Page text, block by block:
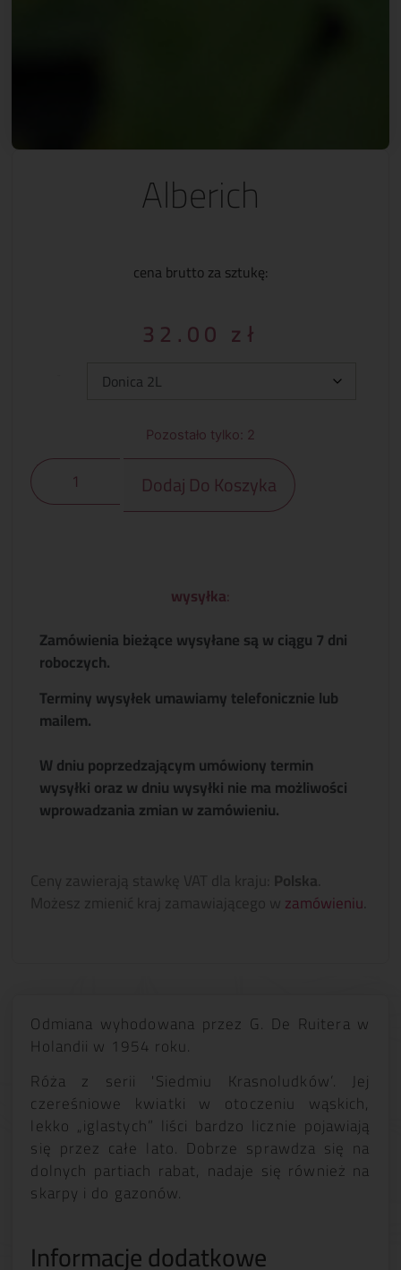
Alberich
cena brutto za sztukę:
32.00 zł
Pozostało tylko: 2
Dodaj Do Koszyka
wysyłka:
Zamówienia bieżące wysyłane są w ciągu 7 dni
roboczych.
Terminy wysyłek umawiamy telefonicznie lub
mailem.
W dniu poprzedzającym umówiony termin
wysyłki oraz w dniu wysyłki nie ma możliwości
wprowadzania zmian w zamówieniu.
Ceny zawierają stawkę VAT dla kraju: Polska
Możesz zmienić kraj zamawiającego wzamówieniu
Odmiana wyhodowana przez G. De Ruitera w
Holandii w 1954 roku.
Róża z serii 'Siedmiu Krasnoludków’. Jej
czereśniowe kwiatki w otoczeniu wąskich,
lekko „iglastych” liści bardzo licznie pojawiają
się przez całe lato. Dobrze sprawdza się na
dolnych partiach rabat, nadaje się również na
skarpy i do gazonów.
Informacje dodatkowe